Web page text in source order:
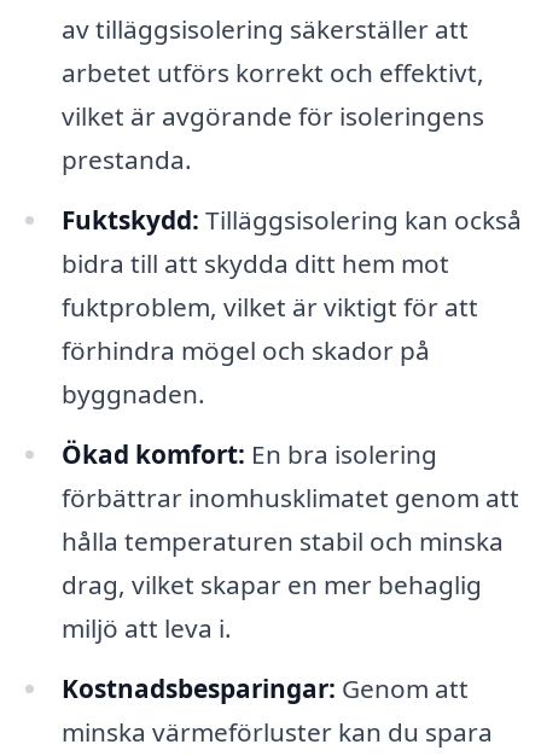
av tilläggsisolering säkerställer att
arbetet utförs korrekt och effektivt,
vilket är avgörande för isoleringens
prestanda.
Fuktskydd: Tilläggsisolering kan också
bidra till att skydda ditt hem mot
fuktproblem, vilket är viktigt för att
förhindra mögel och skador på
byggnaden.
Ökad komfort: En bra isolering
förbättrar inomhusklimatet genom att
hålla temperaturen stabil och minska
drag, vilket skapar en mer behaglig
miljö att leva i.
Kostnadsbesparingar: Genom att
minska värmeförluster kan du spara